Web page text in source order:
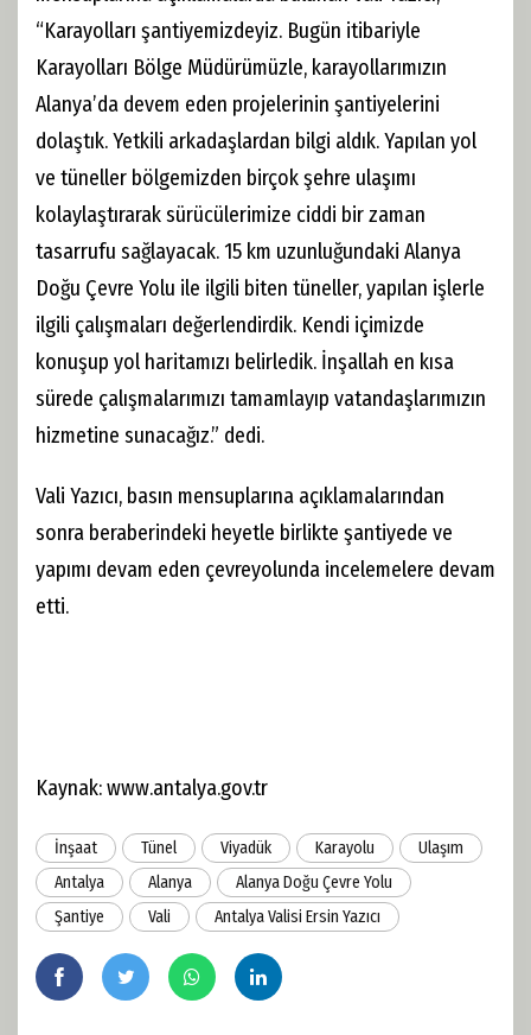
“Karayolları şantiyemizdeyiz. Bugün itibariyle
Karayolları Bölge Müdürümüzle, karayollarımızın
Alanya’da devem eden projelerinin şantiyelerini
dolaştık. Yetkili arkadaşlardan bilgi aldık. Yapılan yol
ve tüneller bölgemizden birçok şehre ulaşımı
kolaylaştırarak sürücülerimize ciddi bir zaman
tasarrufu sağlayacak. 15 km uzunluğundaki Alanya
Doğu Çevre Yolu ile ilgili biten tüneller, yapılan işlerle
ilgili çalışmaları değerlendirdik. Kendi içimizde
konuşup yol haritamızı belirledik. İnşallah en kısa
sürede çalışmalarımızı tamamlayıp vatandaşlarımızın
hizmetine sunacağız.” dedi.
Vali Yazıcı, basın mensuplarına açıklamalarından
sonra beraberindeki heyetle birlikte şantiyede ve
yapımı devam eden çevreyolunda incelemelere devam
etti.
Kaynak: www.antalya.gov.tr
İnşaat Tünel Viyadük Karayolu
Ulaşım
Antalya
Alanya
Alanya Doğu Çevre Yolu
Şantiye
Vali Antalya Valisi Ersin Yazıcı